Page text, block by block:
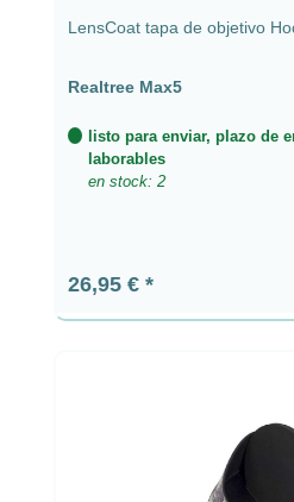
LensCoat tapa de objetivo
Realtree Max5
listo para enviar, plazo de
laborables
en stock: 2
Precio normal:
26,95 €